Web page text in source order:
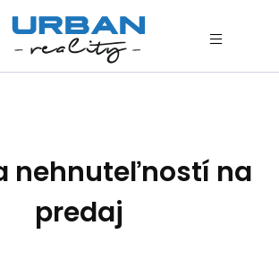
nehnuteľností na
predaj